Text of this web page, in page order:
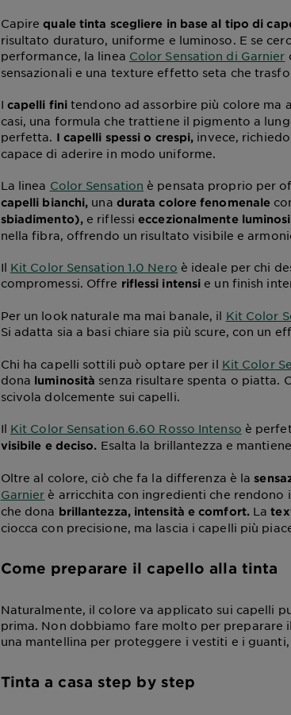
Capirequale tinta scegliere in base al tipo di
risultato duraturo, uniforme e luminoso. E se
performance, la linea Color Sensation di Garnier
sensazionali e una texture effetto seta che
I capelli fini tendono ad assorbire più colore ma
casi, una formula che trattiene il pigmento a
perfetta. I capelli spessi o crespi, invece,
capace di aderire in modo uniforme.
La linea Color Sensation è pensata proprio per
capelli bianchi, una durata colore fenomenale
sbiadimento),e riflessieccezionalmente
nella fibra, offrendo un risultato visibile e
Il Kit Color Sensation 1.0 Nero è ideale per chi
compromessi. Offre riflessi intensi e un finish
Per un look naturale ma mai banale, il Kit Color
Si adatta sia a basi chiare sia più scure, con un
Chi ha capelli sottili può optare per il Kit Color
dona luminosità senza risultare spenta o piatta.
scivola dolcemente sui capelli.
Il Kit Color Sensation 6.60 Rosso Intenso è
visibile e deciso. Esalta la brillantezza e
Oltre al colore, ciò che fa la differenza è la
Garnier è arricchita con ingredienti che rendono
che dona brillantezza, intensità e comfort.La
ciocca con precisione, ma lascia i capelli più
Come preparare il capello alla tinta
Naturalmente, il colore va applicato sui capelli
prima. Non dobbiamo fare molto per preparare
una mantellina per proteggere i vestiti e i
Tinta a casa step by step